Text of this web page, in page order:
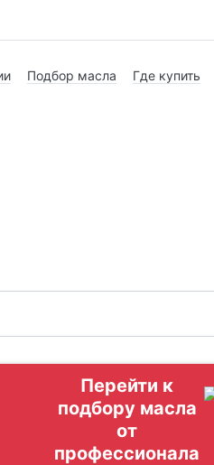
Подбор масла Где купить
Перейти к
подбору масла
от
профессионала